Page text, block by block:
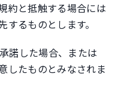
約と抵触する場合には
るものとします。
諾した場合、または
したものとみなされま